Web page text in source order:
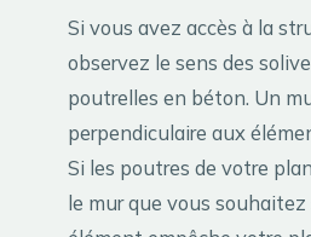
Si vous avez accès à la
observez le sens des
poutrelles en béton. Un
perpendiculaire aux
Si les poutres de votre
le mur que vous